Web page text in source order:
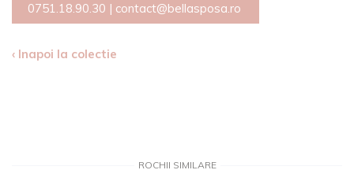
0751.18.90.30 | contact@bellasposa.ro
‹ Inapoi la colectie
ROCHII SIMILARE